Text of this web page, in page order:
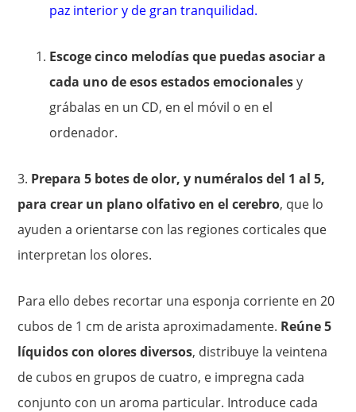
paz interior y de gran tranquilidad.
Escoge cinco melodías que puedas asociar a
cada uno de esos estados emocionalesy
grábalas en un CD, en el móvil o en el
ordenador.
3. Prepara 5 botes de olor, y numéralos del 1 al 5,
para crear un plano olfativo en el cerebro, que lo
ayuden a orientarse con las regiones corticales que
interpretan los olores.
Para ello debes recortar una esponja corriente en 20
cubos de 1 cm de arista aproximadamente. Reúne 5
líquidos con olores diversos, distribuye la veintena
de cubos en grupos de cuatro, e impregna cada
conjunto con un aroma particular. Introduce cada